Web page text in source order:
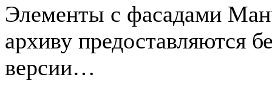
Элементы с фасадами
архиву предоставляются
версии…